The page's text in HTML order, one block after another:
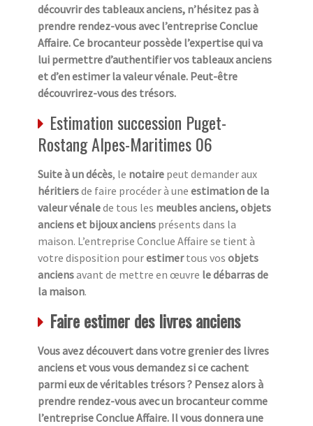
découvrir des tableaux anciens, n’hésitez pas à
prendre rendez-vous avec l’entreprise Conclue
Affaire. Ce brocanteur possède l’expertise qui va
lui permettre d’authentifier vos tableaux anciens
et d’en estimer la valeur vénale. Peut-être
découvrirez-vous des trésors.
Estimation succession Puget-
Rostang Alpes-Maritimes 06
Suite à un décès, le notaire peut demander aux
héritiersde faire procéder à une estimation de la
valeur vénalede tous les meubles anciens, objets
anciens et bijoux anciens présents dans la
maison. L’entreprise Conclue Affaire se tient à
votre disposition pourestimertous vos objets
anciensavant de mettre en œuvre le débarras de
la maison.
Faire estimer des livres anciens
Vous avez découvert dans votre grenier des livres
anciens et vous vous demandez si ce cachent
parmi eux de véritables trésors ? Pensez alors à
prendre rendez-vous avec un brocanteur comme
l’entreprise Conclue Affaire. Il vous donnera une